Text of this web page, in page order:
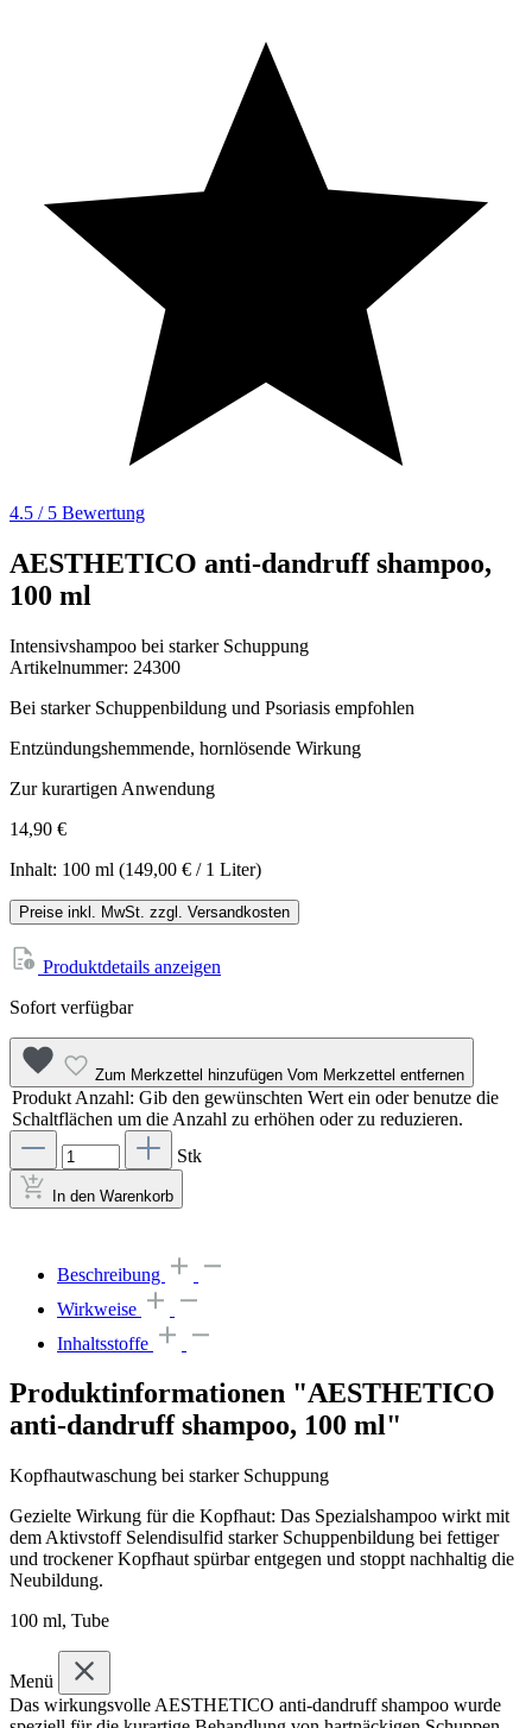
4.5 / 5 Bewertung
AESTHETICO anti-dandruff shampoo,
100 ml
Intensivshampoo bei starker Schuppung
Artikelnummer: 24300
Bei starker Schuppenbildung und Psoriasis empfohlen
Entzündungshemmende, hornlösende Wirkung
Zur kurartigen Anwendung
14,90 €
Inhalt: 100 ml (149,00 € / 1 Liter)
Preise inkl. MwSt. zzgl. Versandkosten
Produktdetails anzeigen
Sofort verfügbar
Zum Merkzettel hinzufügen Vom Merkzettel entfernen
Produkt Anzahl: Gib den gewünschten Wert ein oder benutze die
Schaltflächen um die Anzahl zu erhöhen oder zu reduzieren.
Stk
In den Warenkorb
Beschreibung
Wirkweise
Inhaltsstoffe
Produktinformationen "AESTHETICO
anti-dandruff shampoo, 100 ml"
Kopfhautwaschung bei starker Schuppung
Gezielte Wirkung für die Kopfhaut: Das Spezialshampoo wirkt mit
dem Aktivstoff Selendisulfid starker Schuppenbildung bei fettiger
und trockener Kopfhaut spürbar entgegen und stoppt nachhaltig die
Neubildung.
100 ml, Tube
Menü
Das wirkungsvolle AESTHETICO anti-dandruff shampoo wurde